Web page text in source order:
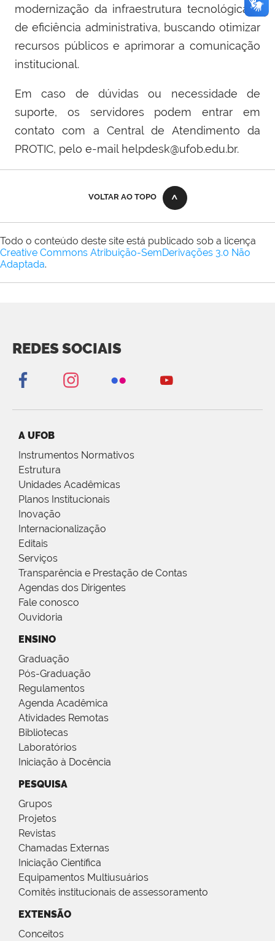
modernização da infraestrutura tecnológica e
de eficiência administrativa, buscando otimizar
recursos públicos e aprimorar a comunicação
institucional.
Em caso de dúvidas ou necessidade de
suporte, os servidores podem entrar em
contato com a Central de Atendimento da
PROTIC, pelo e-mail helpdesk@ufob.edu.br.
VOLTAR AO TOPO
Todo o conteúdo deste site está publicado sob a licença
Creative Commons Atribuição-SemDerivações 3.0 Não
Adaptada.
REDES SOCIAIS
A UFOB
Instrumentos Normativos
Estrutura
Unidades Acadêmicas
Planos Institucionais
Inovação
Internacionalização
Editais
Serviços
Transparência e Prestação de Contas
Agendas dos Dirigentes
Fale conosco
Ouvidoria
ENSINO
Graduação
Pós-Graduação
Regulamentos
Agenda Acadêmica
Atividades Remotas
Bibliotecas
Laboratórios
Iniciação à Docência
PESQUISA
Grupos
Projetos
Revistas
Chamadas Externas
Iniciação Científica
Equipamentos Multiusuários
Comitês institucionais de assessoramento
EXTENSÃO
Conceitos